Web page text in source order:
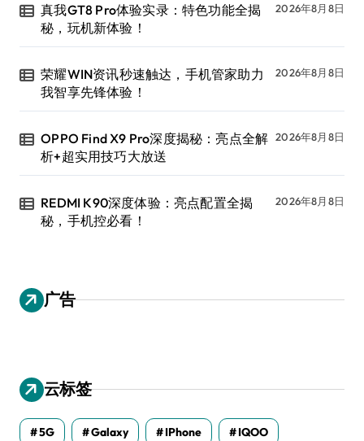
真我GT8 Pro体验实录：特色功能全揭
秘，玩机新体验！
2026年8月8日
荣耀WIN资讯秒速触达，手机管家助力
我智享先锋体验！
2026年8月8日
OPPO Find X9 Pro深度揭秘：亮点全解
析+超实用技巧大放送
2026年8月8日
REDMI K90深度体验：亮点配置全揭
秘，手机控必看！
2026年8月8日
广告
云标签
5G Galaxy IPhone IQOO